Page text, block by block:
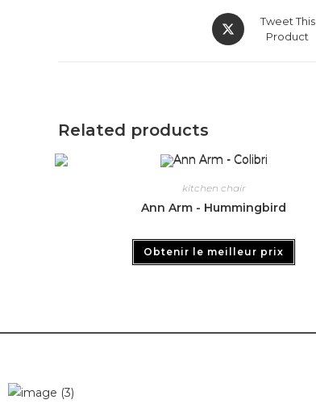
Tweet This
Product
Related products
kitchen chair
Ann Arm - Hummingbird
Obtenir le meilleur prix